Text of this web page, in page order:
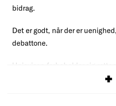
bidrag.
Det er godt, når der er
debattone.
Uniavisen forbeholder sig
vores debatregler